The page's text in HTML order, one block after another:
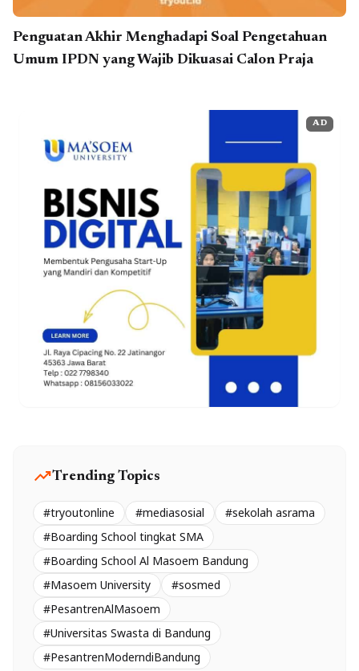
Penguatan Akhir Menghadapi Soal Pengetahuan
Umum IPDN yang Wajib Dikuasai Calon Praja
AD
trending_upTrending Topics
#tryoutonline #mediasosial
#sekolah asrama
#Boarding School tingkat SMA
#Boarding School Al Masoem Bandung
#Masoem University
#sosmed
#PesantrenAlMasoem
#Universitas Swasta di Bandung
#PesantrenModerndiBandung